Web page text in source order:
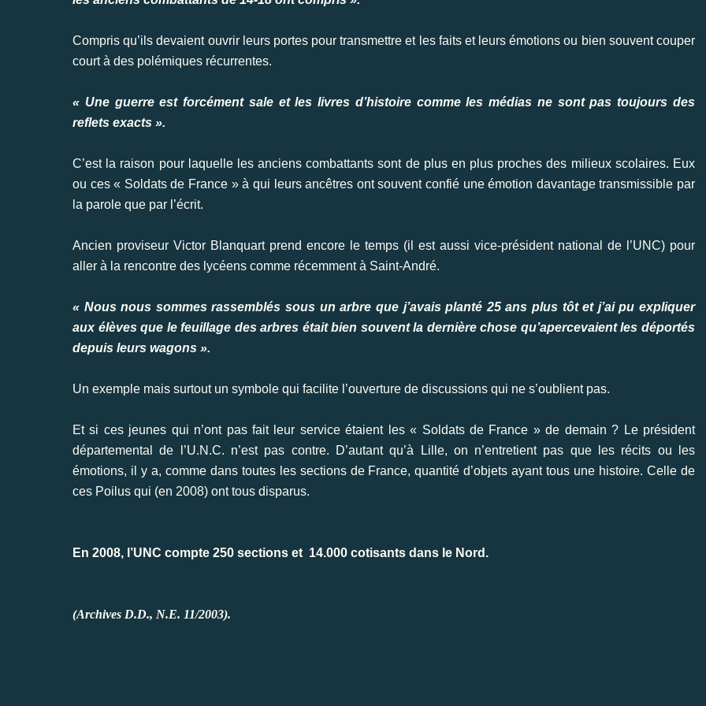
Compris qu’ils devaient ouvrir leurs portes pour transmettre et les faits et leurs émotions ou bien souvent couper
court à des polémiques récurrentes.
« Une guerre est forcément sale et les livres d’histoire comme les médias ne sont pas toujours des
reflets exacts ».
C’est la raison pour laquelle les anciens combattants sont de plus en plus proches des milieux scolaires. Eux
ou ces « Soldats de France » à qui leurs ancêtres ont souvent confié une émotion davantage transmissible par
la parole que par l’écrit.
Ancien proviseur Victor Blanquart prend encore le temps (il est aussi vice-président national de l’UNC) pour
aller à la rencontre des lycéens comme récemment à Saint-André.
« Nous nous sommes rassemblés sous un arbre que j’avais planté 25 ans plus tôt et j’ai pu expliquer
aux élèves que le feuillage des arbres était bien souvent la dernière chose qu’apercevaient les déportés
depuis leurs wagons ».
Un exemple mais surtout un symbole qui facilite l’ouverture de discussions qui ne s’oublient pas.
Et si ces jeunes qui n’ont pas fait leur service étaient les « Soldats de France » de demain ? Le président
départemental de l’U.N.C. n’est pas contre. D’autant qu’à Lille, on n’entretient pas que les récits ou les
émotions, il y a, comme dans toutes les sections de France, quantité d’objets ayant tous une histoire. Celle de
ces Poilus qui (en 2008) ont tous disparus.
En 2008, l’UNC compte 250 sections et 14.000 cotisants dans le Nord.
(Archives D.D., N.E. 11/2003).